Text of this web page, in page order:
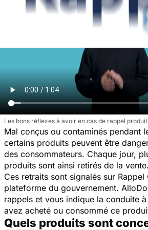
Les bons réflexes à avoir en cas de rappel produit
Mal conçus ou contaminés pendant
certains produits peuvent être
des consommateurs. Chaque jour,
produits sont ainsi retirés de la vente.
Ces retraits sont signalés sur Rappel
plateforme du gouvernement.
rappels et vous indique la conduite
avez acheté ou consommé ce
Quels produits sont